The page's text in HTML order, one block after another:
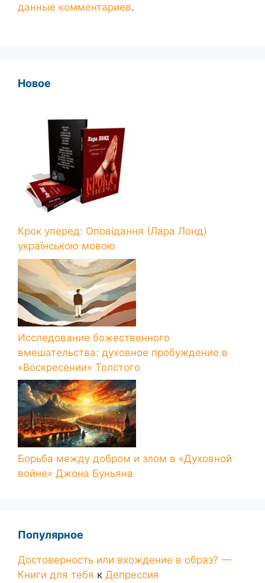
данные комментариев.
Новое
Крок уперед: Оповідання (Лара Лонд)
українською мовою
Исследование божественного
вмешательства: духовное пробуждение в
«Воскресении» Толстого
Борьба между добром и злом в «Духовной
войне» Джона Буньяна
Популярное
Достоверность или вхождение в образ? —
Книги для тебя к Депрессия